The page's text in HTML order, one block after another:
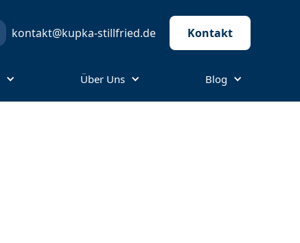
kontakt@kupka-stillfried.de Kontakt
Über Uns Blog